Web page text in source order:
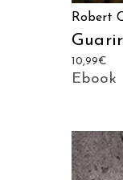
Robert
10,99€
Ebook